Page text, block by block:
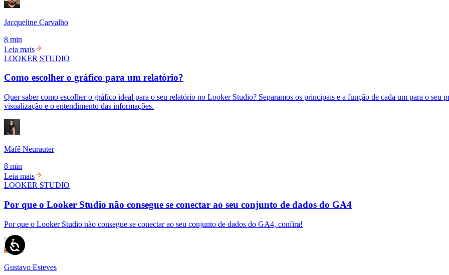
Jacqueline Carvalho
8 min
Leia mais
LOOKER STUDIO
Como escolher o gráfico para um relatório?
Quer saber como escolher o gráfico ideal para o seu relatório no Looker Studio? Separamos os principais e a função de cada um para o seu
visualização e o entendimento das informações.
Mafê Neurauter
8 min
Leia mais
LOOKER STUDIO
Por que o Looker Studio não consegue se conectar ao seu conjunto de dados do GA4
Por que o Looker Studio não consegue se conectar ao seu conjunto de dados do GA4, confira!
Gustavo Esteves